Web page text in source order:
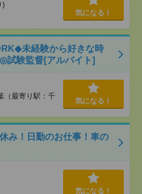
)
気になる！
未経験から好きな時
試験監督[アルバイト]
（最寄り駅：千
気になる！
み！日勤のお仕事！車の
気になる！